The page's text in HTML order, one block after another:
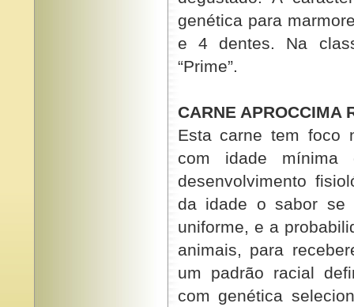
genética para
e 4 dentes. Na
“Prime”.
CARNE APROCCIMA
Esta carne tem foco
com idade
desenvolvimento
da idade o sabor se
uniforme, e a
animais, para
um padrão racial
com genética